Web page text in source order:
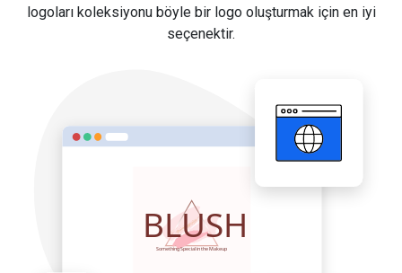
logoları koleksiyonu böyle bir logo oluşturmak için en iyi
seçenektir.